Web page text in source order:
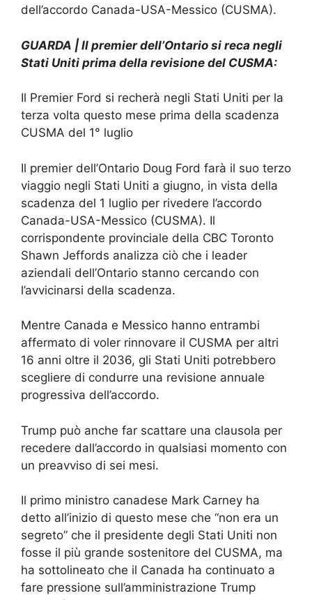
dell’accordo Canada-USA-Messico (CUSMA).
GUARDA | Il premier dell’Ontario si reca negli
Stati Uniti prima della revisione del CUSMA:
Il Premier Ford si recherà negli Stati Uniti per la
terza volta questo mese prima della scadenza
CUSMA del 1° luglio
Il premier dell’Ontario Doug Ford farà il suo terzo
viaggio negli Stati Uniti a giugno, in vista della
scadenza del 1 luglio per rivedere l’accordo
Canada-USA-Messico (CUSMA). Il
corrispondente provinciale della CBC Toronto
Shawn Jeffords analizza ciò che i leader
aziendali dell’Ontario stanno cercando con
l’avvicinarsi della scadenza.
Mentre Canada e Messico hanno entrambi
affermato di voler rinnovare il CUSMA per altri
16 anni oltre il 2036, gli Stati Uniti potrebbero
scegliere di condurre una revisione annuale
progressiva dell’accordo.
Trump può anche far scattare una clausola per
recedere dall’accordo in qualsiasi momento con
un preavviso di sei mesi.
Il primo ministro canadese Mark Carney ha
detto all’inizio di questo mese che “non era un
segreto” che il presidente degli Stati Uniti non
fosse il più grande sostenitore del CUSMA, ma
ha sottolineato che il Canada ha continuato a
fare pressione sull’amministrazione Trump